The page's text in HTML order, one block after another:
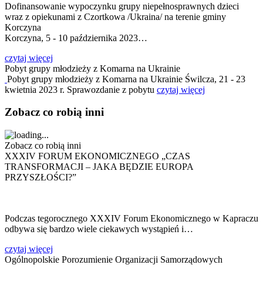
Dofinansowanie wypoczynku grupy niepełnosprawnych dzieci
wraz z opiekunami z Czortkowa /Ukraina/ na terenie gminy
Korczyna
Korczyna, 5 - 10 października 2023…
czytaj więcej
Pobyt grupy młodzieży z Komarna na Ukrainie
Pobyt grupy młodzieży z Komarna na Ukrainie Świlcza, 21 - 23
kwietnia 2023 r. Sprawozdanie z pobytu czytaj więcej
Zobacz co robią inni
Zobacz co robią inni
XXXIV FORUM EKONOMICZNEGO „CZAS
TRANSFORMACJI – JAKA BĘDZIE EUROPA
PRZYSZŁOŚCI?”
Podczas tegorocznego XXXIV Forum Ekonomicznego w Kapraczu
odbywa się bardzo wiele ciekawych wystąpień i…
czytaj więcej
Ogólnopolskie Porozumienie Organizacji Samorządowych